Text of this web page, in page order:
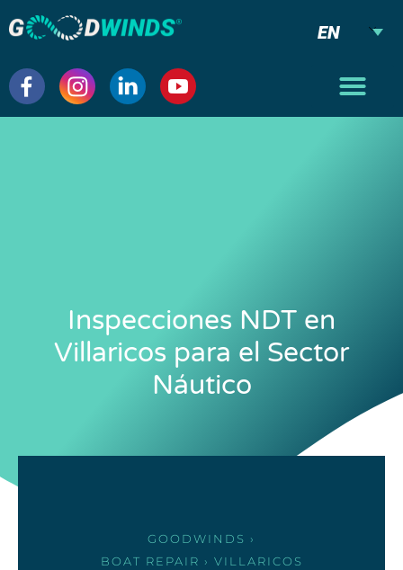
EN
Inspecciones NDT en
Villaricos para el Sector
Náutico
GOODWINDS ›
BOAT REPAIR › VILLARICOS